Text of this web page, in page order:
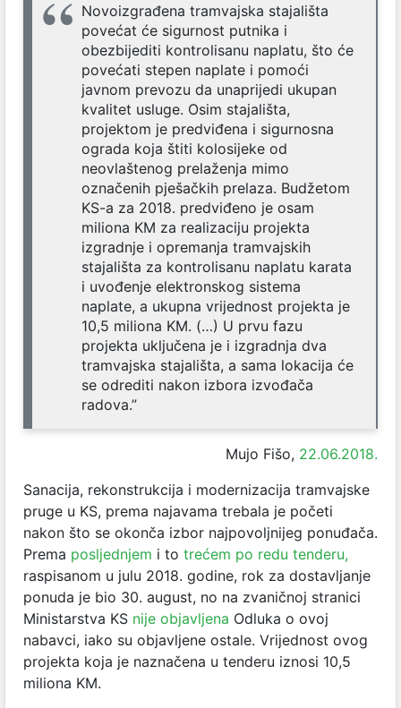
Novoizgrađena tramvajska stajališta
povećat će sigurnost putnika i
obezbijediti kontrolisanu naplatu, što će
povećati stepen naplate i pomoći
javnom prevozu da unaprijedi ukupan
kvalitet usluge. Osim stajališta,
projektom je predviđena i sigurnosna
ograda koja štiti kolosijeke od
neovlaštenog prelaženja mimo
označenih pješačkih prelaza. Budžetom
KS-a za 2018. predviđeno je osam
miliona KM za realizaciju projekta
izgradnje i opremanja tramvajskih
stajališta za kontrolisanu naplatu karata
i uvođenje elektronskog sistema
naplate, a ukupna vrijednost projekta je
10,5 miliona KM. (…) U prvu fazu
projekta uključena je i izgradnja dva
tramvajska stajališta, a sama lokacija će
se odrediti nakon izbora izvođača
radova.”
Mujo Fišo, 22.06.2018.
Sanacija, rekonstrukcija i modernizacija tramvajske
pruge u KS, prema najavama trebala je početi
nakon što se okonča izbor najpovoljnijeg ponuđača.
Prema posljednjem i to trećem po redu tenderu,
raspisanom u julu 2018. godine, rok za dostavljanje
ponuda je bio 30. august, no na zvaničnoj stranici
Ministarstva KS nije objavljena Odluka o ovoj
nabavci, iako su objavljene ostale. Vrijednost ovog
projekta koja je naznačena u tenderu iznosi 10,5
miliona KM.